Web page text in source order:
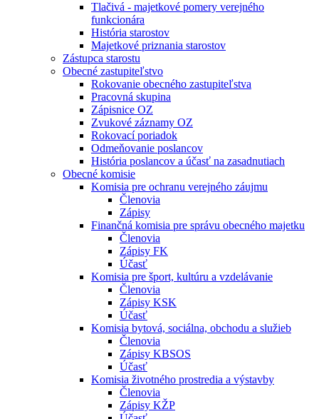
Tlačivá - majetkové pomery verejného
funkcionára
História starostov
Majetkové priznania starostov
Zástupca starostu
Obecné zastupiteľstvo
Rokovanie obecného zastupiteľstva
Pracovná skupina
Zápisnice OZ
Zvukové záznamy OZ
Rokovací poriadok
Odmeňovanie poslancov
História poslancov a účasť na zasadnutiach
Obecné komisie
Komisia pre ochranu verejného záujmu
Členovia
Zápisy
Finančná komisia pre správu obecného majetku
Členovia
Zápisy FK
Účasť
Komisia pre šport, kultúru a vzdelávanie
Členovia
Zápisy KSK
Účasť
Komisia bytová, sociálna, obchodu a služieb
Členovia
Zápisy KBSOS
Účasť
Komisia životného prostredia a výstavby
Členovia
Zápisy KŽP